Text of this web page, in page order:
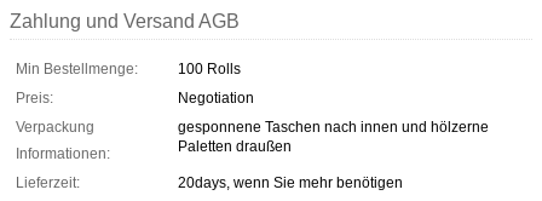
Zahlung und Versand AGB
Min Bestellmenge:
100 Rolls
Preis:
Negotiation
Verpackung
Informationen:
gesponnene Taschen nach innen und hölzerne
Paletten draußen
Lieferzeit:
20days, wenn Sie mehr benötigen